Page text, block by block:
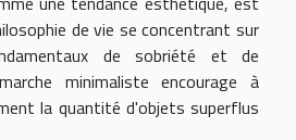
de vie se concentrant sur
de sobriété et de
minimaliste encourage à
la quantité d'objets superflus